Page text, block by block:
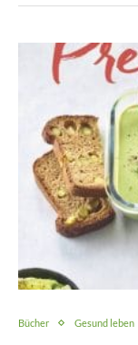
Bücher Gesund leben